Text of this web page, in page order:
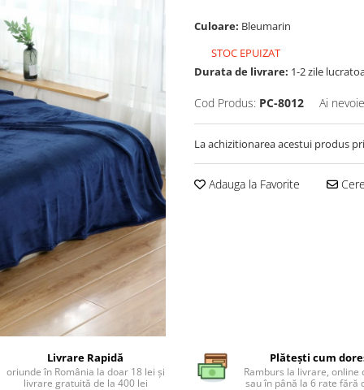
Culoare: Bleumarin
STOC EPUIZAT
Durata de livrare: 1-2 zile
Cod Produs: PC-8012 Ai
La achizitionarea acestui produs
Adauga la Favorite
Livrare Rapidă
oriunde în România la doar 18 lei și
livrare gratuită de la 400 lei
Plătești cum
Ramburs la livrare, online
sau în până la 6 rate fără